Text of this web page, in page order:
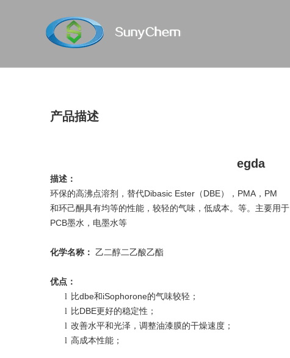
产品描述
egda
描述：
环保的高沸点溶剂，替代Dibasic Ester（DBE），PMA，PM
和环己酮具有均等的性能，较轻的气味，低成本。等。主要用于
PCB墨水，电墨水等
化学名称： 乙二醇二乙酸乙酯
优点：
l 比dbe和iSophorone的气味较轻；
l 比DBE更好的稳定性；
l 改善水平和光泽，调整油漆膜的干燥速度；
l 高成本性能；